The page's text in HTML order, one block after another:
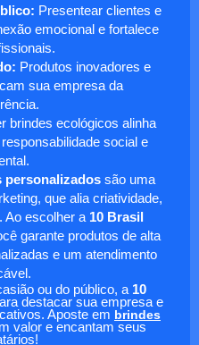
Presentear clientes e
emocional e fortalece
Produtos inovadores e
sua empresa da
brindes ecológicos alinha
social e
personalizadossão uma
que alia criatividade,
Ao escolher a 10 Brasil
garante produtos de alta
e um atendimento
ou do público, a 10
destacar sua empresa e
Aposte em brindes
valor e encantam seus